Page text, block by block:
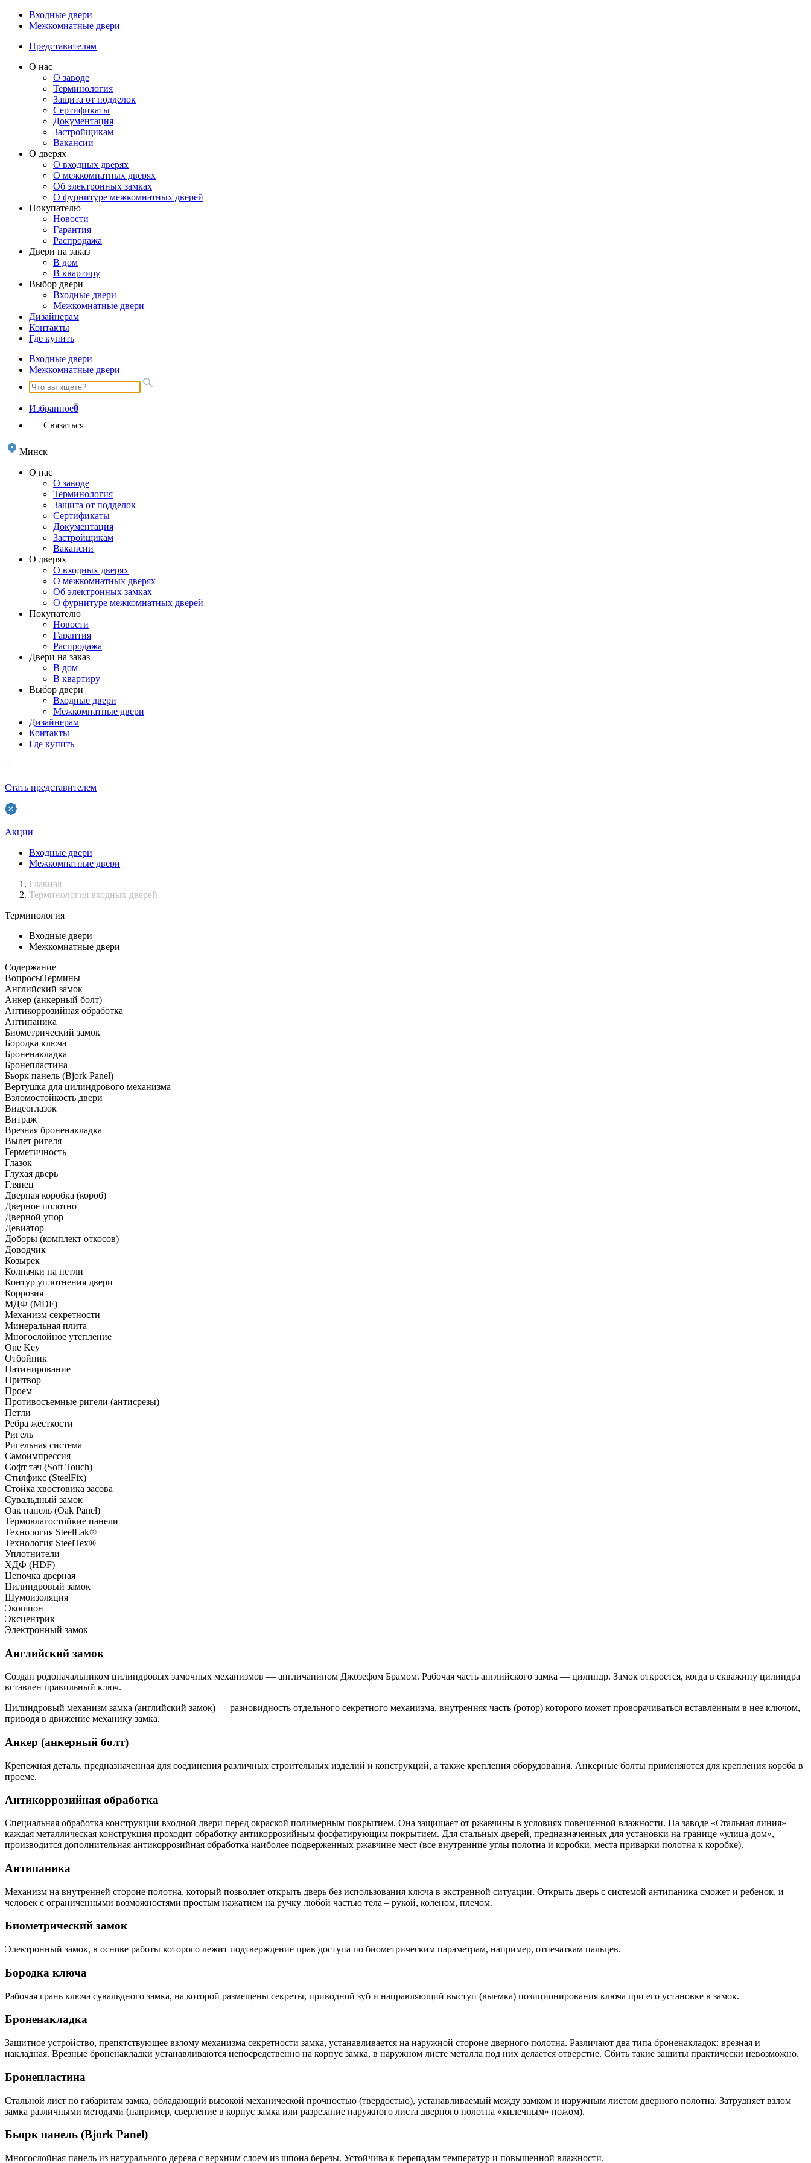
Входные двери
Межкомнатные двери
Представителям
О нас
О заводе
Терминология
Защита от подделок
Сертификаты
Документация
Застройщикам
Вакансии
О дверях
О входных дверях
О межкомнатных дверях
Об электронных замках
О фурнитуре межкомнатных дверей
Покупателю
Новости
Гарантия
Распродажа
Двери на заказ
В дом
В квартиру
Выбор двери
Входные двери
Межкомнатные двери
Дизайнерам
Контакты
Где купить
Входные двери
Межкомнатные двери
Избранное0
Связаться
Минск
О нас
О заводе
Терминология
Защита от подделок
Сертификаты
Документация
Застройщикам
Вакансии
О дверях
О входных дверях
О межкомнатных дверях
Об электронных замках
О фурнитуре межкомнатных дверей
Покупателю
Новости
Гарантия
Распродажа
Двери на заказ
В дом
В квартиру
Выбор двери
Входные двери
Межкомнатные двери
Дизайнерам
Контакты
Где купить
Стать представителем
Акции
Входные двери
Межкомнатные двери
Главная
Терминология входных дверей
Терминология
Входные двери
Межкомнатные двери
Содержание
ВопросыТермины
Английский замок
Анкер (анкерный болт)
Антикоррозийная обработка
Антипаника
Биометрический замок
Бородка ключа
Броненакладка
Бронепластина
Бьорк панель (Bjork Panel)
Вертушка для цилиндрового механизма
Взломостойкость двери
Видеоглазок
Витраж
Врезная броненакладка
Вылет ригеля
Герметичность
Глазок
Глухая дверь
Глянец
Дверная коробка (короб)
Дверное полотно
Дверной упор
Девиатор
Доборы (комплект откосов)
Доводчик
Козырек
Колпачки на петли
Контур уплотнения двери
Коррозия
МДФ (MDF)
Механизм секретности
Минеральная плита
Многослойное утепление
One Key
Отбойник
Патинирование
Притвор
Проем
Противосъемные ригели (антисрезы)
Петли
Ребра жесткости
Ригель
Ригельная система
Самоимпрессия
Софт тач (Soft Touch)
Стилфикс (SteelFix)
Стойка хвостовика засова
Сувальдный замок
Оак панель (Oak Panel)
Термовлагостойкие панели
Технология SteelLak®
Технология SteelTex®
Уплотнители
ХДФ (HDF)
Цепочка дверная
Цилиндровый замок
Шумоизоляция
Экошпон
Эксцентрик
Электронный замок
Английский замок
Создан родоначальником цилиндровых замочных механизмов — англичанином Джозефом Брамом. Рабочая часть английского замка — цилиндр. Замок откроется, когда в скважину цилиндра
вставлен правильный ключ.
Цилиндровый механизм замка (английский замок) — разновидность отдельного секретного механизма, внутренняя часть (ротор) которого может проворачиваться вставленным в нее ключом,
приводя в движение механику замка.
Анкер (анкерный болт)
Крепежная деталь, предназначенная для соединения различных строительных изделий и конструкций, а также крепления оборудования. Анкерные болты применяются для крепления короба в
проеме.
Антикоррозийная обработка
Специальная обработка конструкции входной двери перед окраской полимерным покрытием. Она защищает от ржавчины в условиях повешенной влажности. На заводе «Стальная линия»
каждая металлическая конструкция проходит обработку антикоррозийным фосфатирующим покрытием. Для стальных дверей, предназначенных для установки на границе «улица-дом»,
производится дополнительная антикоррозийная обработка наиболее подверженных ржавчине мест (все внутренние углы полотна и коробки, места приварки полотна к коробке).
Антипаника
Механизм на внутренней стороне полотна, который позволяет открыть дверь без использования ключа в экстренной ситуации. Открыть дверь с системой антипаника сможет и ребенок, и
человек с ограниченными возможностями простым нажатием на ручку любой частью тела – рукой, коленом, плечом.
Биометрический замок
Электронный замок, в основе работы которого лежит подтверждение прав доступа по биометрическим параметрам, например, отпечаткам пальцев.
Бородка ключа
Рабочая грань ключа сувальдного замка, на которой размещены секреты, приводной зуб и направляющий выступ (выемка) позиционирования ключа при его установке в замок.
Броненакладка
Защитное устройство, препятствующее взлому механизма секретности замка, устанавливается на наружной стороне дверного полотна. Различают два типа броненакладок: врезная и
накладная. Врезные броненакладки устанавливаются непосредственно на корпус замка, в наружном листе металла под них делается отверстие. Сбить такие защиты практически невозможно.
Бронепластина
Стальной лист по габаритам замка, обладающий высокой механической прочностью (твердостью), устанавливаемый между замком и наружным листом дверного полотна. Затрудняет взлом
замка различными методами (например, сверление в корпус замка или разрезание наружного листа дверного полотна «килечным» ножом).
Бьорк панель (Bjork Panel)
Многослойная панель из натурального дерева с верхним слоем из шпона березы. Устойчива к перепадам температур и повышенной влажности.